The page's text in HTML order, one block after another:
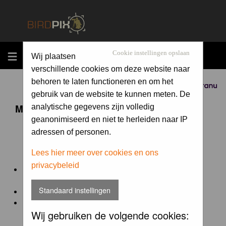
MENU
Sponsored by
Cookie instellingen opslaan
Wij plaatsen
verschillende cookies om deze website naar
behoren te laten functioneren en om het
gebruik van de website te kunnen meten. De
analytische gegevens zijn volledig
geanonimiseerd en niet te herleiden naar IP
adressen of personen.
Lees hier meer over cookies en ons
privacybeleid
Standaard instellingen
Wij gebruiken de volgende cookies:
Maandopdracht 'lentekriebels'
De maandopdracht van Birdpix is een competitie voor
en door de Birdpix fotografen community:
Het onderwerp van de opdracht wordt bepaald door de
winnaar van de laatste maandopdracht
De community nomineert de winnaar.
Geregistreerde gebruikers van Birdpix kunnen onder
deze voorwaardendeelnemen.